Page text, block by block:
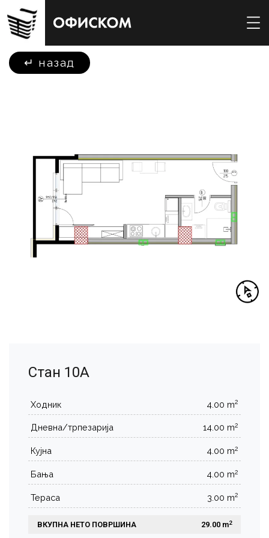
↵ назад
Стан 10А
Ходник 4.00 m2
Дневна/трпезарија 14.00 m2
Кујна 4.00 m2
Бања 4.00 m2
Тераса 3.00 m2
ВКУПНА НЕТО ПОВРШИНА 29.00 m2